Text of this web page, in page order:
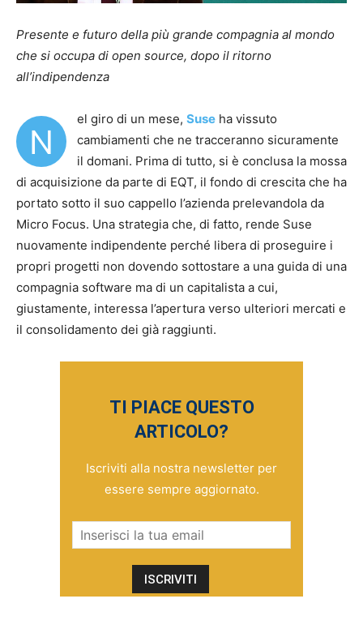
Presente e futuro della più grande compagnia al mondo
che si occupa di open source, dopo il ritorno
all’indipendenza
N
el giro di un mese, Suse ha vissuto
cambiamenti che ne tracceranno sicuramente
il domani. Prima di tutto, si è conclusa la mossa
di acquisizione da parte di EQT, il fondo di crescita che ha
portato sotto il suo cappello l’azienda prelevandola da
Micro Focus. Una strategia che, di fatto, rende Suse
nuovamente indipendente perché libera di proseguire i
propri progetti non dovendo sottostare a una guida di una
compagnia software ma di un capitalista a cui,
giustamente, interessa l’apertura verso ulteriori mercati e
il consolidamento dei già raggiunti.
TI PIACE QUESTO
ARTICOLO?
Iscriviti alla nostra newsletter per
essere sempre aggiornato.